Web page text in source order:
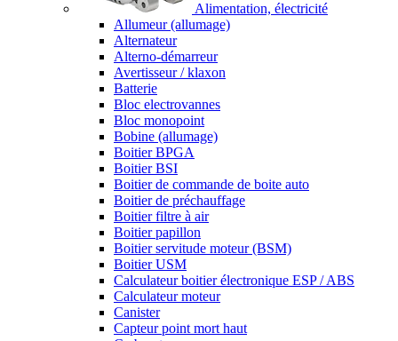
Alimentation, électricité
Allumeur (allumage)
Alternateur
Alterno-démarreur
Avertisseur / klaxon
Batterie
Bloc electrovannes
Bloc monopoint
Bobine (allumage)
Boitier BPGA
Boitier BSI
Boitier de commande de boite auto
Boitier de préchauffage
Boitier filtre à air
Boitier papillon
Boitier servitude moteur (BSM)
Boitier USM
Calculateur boitier électronique ESP / ABS
Calculateur moteur
Canister
Capteur point mort haut